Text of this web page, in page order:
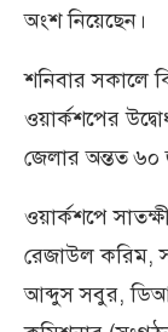
অংশ নিয়েছেন।
শনিবার সকালে
ওয়ার্কশপের
জেলার অন্তত ৬০
ওয়ার্কশপে
রেজাউল করিম,
আব্দুস সবুর,